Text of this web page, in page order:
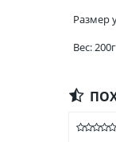
Размер
Вес: 200г